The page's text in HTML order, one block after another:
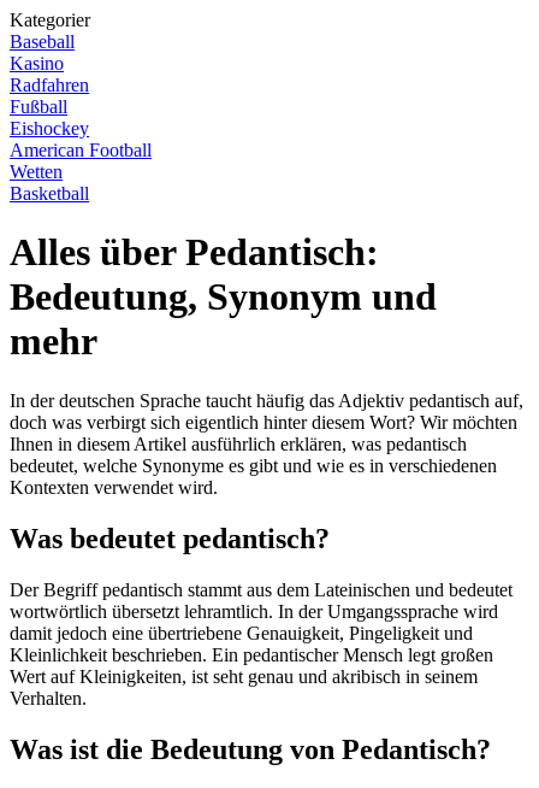
Kategorier
Baseball
Kasino
Radfahren
Fußball
Eishockey
American Football
Wetten
Basketball
Alles über Pedantisch:
Bedeutung, Synonym und
mehr
In der deutschen Sprache taucht häufig das Adjektiv pedantisch auf,
doch was verbirgt sich eigentlich hinter diesem Wort? Wir möchten
Ihnen in diesem Artikel ausführlich erklären, was pedantisch
bedeutet, welche Synonyme es gibt und wie es in verschiedenen
Kontexten verwendet wird.
Was bedeutet pedantisch?
Der Begriff pedantisch stammt aus dem Lateinischen und bedeutet
wortwörtlich übersetzt lehramtlich. In der Umgangssprache wird
damit jedoch eine übertriebene Genauigkeit, Pingeligkeit und
Kleinlichkeit beschrieben. Ein pedantischer Mensch legt großen
Wert auf Kleinigkeiten, ist seht genau und akribisch in seinem
Verhalten.
Was ist die Bedeutung von Pedantisch?